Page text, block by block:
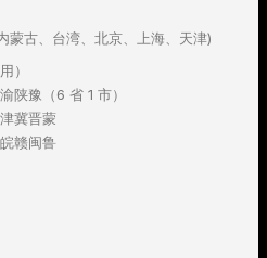
蒙古、台湾、北京、上海、天津)
）
陕豫（6 省 1 市）
冀晋蒙
赣闽鲁